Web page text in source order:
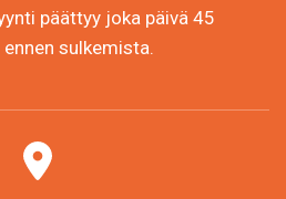
päättyy joka päivä 45
sulkemista.